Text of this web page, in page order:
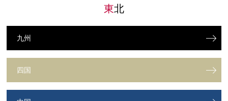
東北
九州
四国